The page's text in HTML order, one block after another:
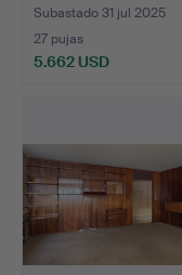
Subastado 31 jul 2025
27 pujas
5.662 USD